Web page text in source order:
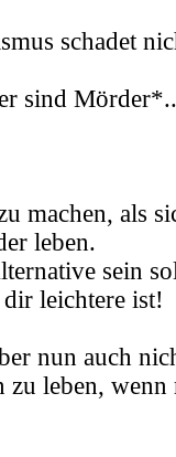
schadet
sind
machen, als
leben.
sein
leichtere ist!
nun auch
zu leben,